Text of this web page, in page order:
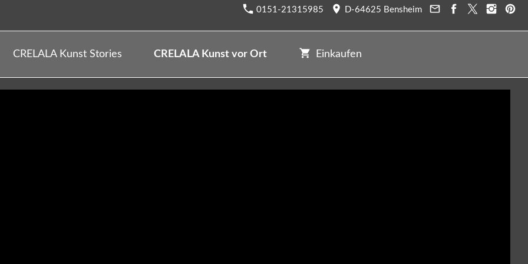
0151-21315985 D-64625 Bensheim
CRELALA Kunst Stories CRELALA Kunst vor Ort Einkaufen